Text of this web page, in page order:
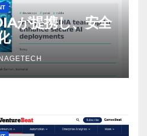
が提携し、安全